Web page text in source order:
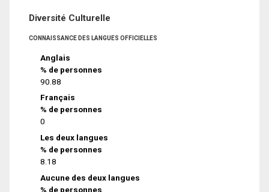
Diversité Culturelle
CONNAISSANCE DES LANGUES OFFICIELLES
Anglais
% de personnes
90.88
Français
% de personnes
0
Les deux langues
% de personnes
8.18
Aucune des deux langues
% de personnes